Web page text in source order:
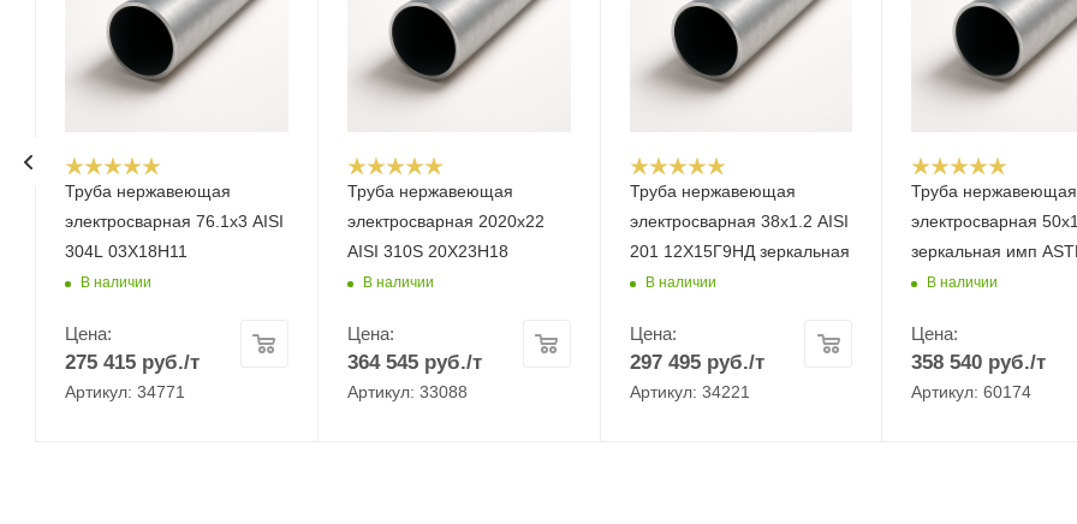
Труба нержавеющая
электросварная 76.1х3 AISI
304L 03Х18Н11
В наличии
Цена:
275 415 руб./т
Артикул: 34771
Труба нержавеющая
электросварная 2020х22
AISI 310S 20Х23Н18
В наличии
Цена:
364 545руб./т
Артикул: 33088
Труба нержавеющая
электросварная 38х1.2 AISI
201 12Х15Г9НД зеркальная
В наличии
Цена:
297 495руб./т
Артикул: 34221
Труба нержавеющая
электросварная
зеркальная имп
В наличии
Цена:
358 540 руб./т
Артикул: 60174